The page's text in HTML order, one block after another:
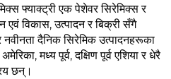
फ्याक्ट्री एक पेशेवर सिरेमिक्स र
एवं विकास, उत्पादन र बिक्री सँगै
नवीनता दैनिक सिरेमिक उत्पादनहरूका
मध्य पूर्व, दक्षिण पूर्व एशिया र धेरै
छन्।